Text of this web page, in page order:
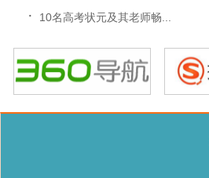
· 10名高考状元及其老师畅...